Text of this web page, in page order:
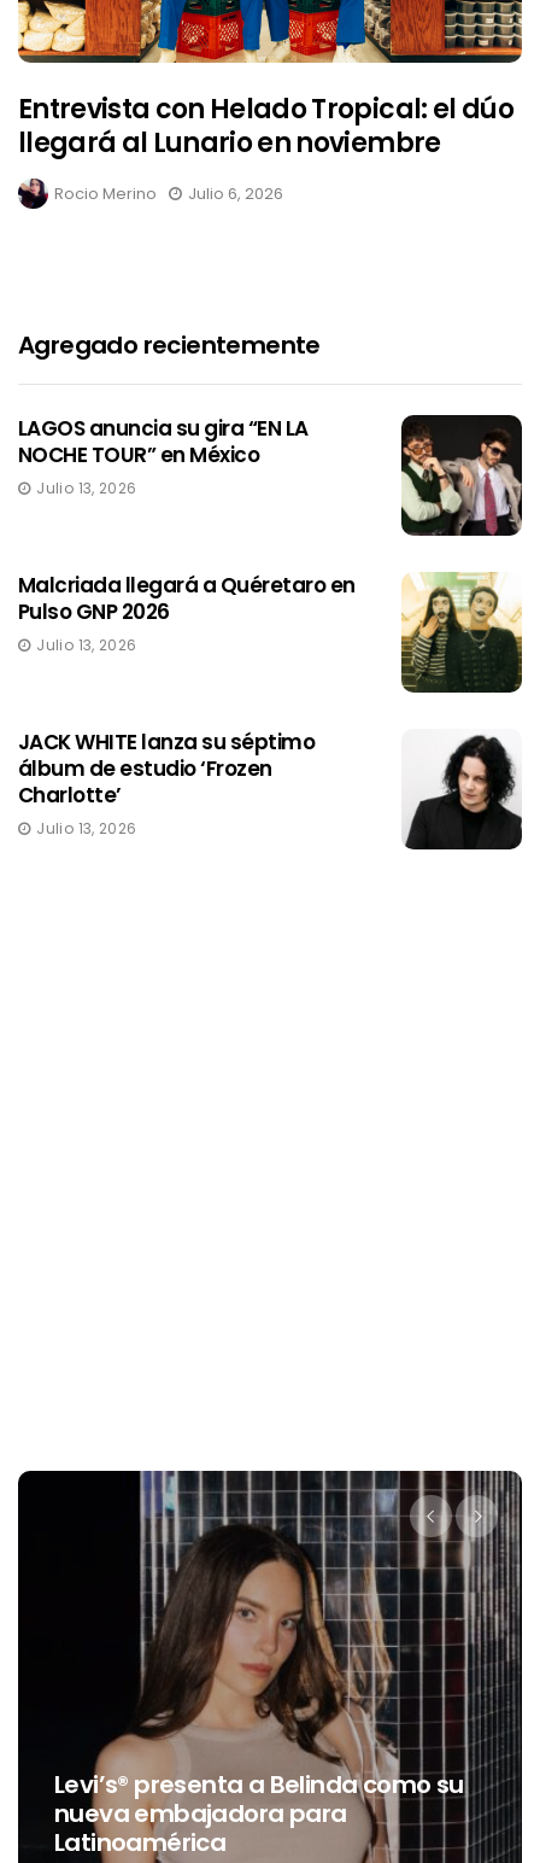
Entrevista con Helado Tropical: el dúo
llegará al Lunario en noviembre
Rocio Merino Julio 6, 2026
Agregado recientemente
LAGOS anuncia su gira “EN LA
NOCHE TOUR” en México
Julio 13, 2026
Malcriada llegará a Quéretaro en
Pulso GNP 2026
Julio 13, 2026
JACK WHITE lanza su séptimo
álbum de estudio ‘Frozen
Charlotte’
Julio 13, 2026
Destino Dos Equis 2026: La gran
celebración sonora que
transformará las noches de Boca
del Río y Mérida